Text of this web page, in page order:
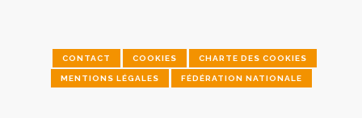
CONTACT COOKIES CHARTE DES COOKIES
MENTIONS LÉGALES FÉDÉRATION NATIONALE